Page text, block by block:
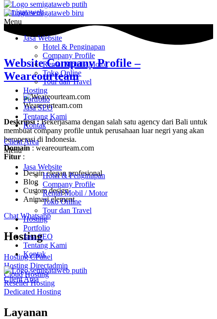
semigataweb
Menu
Jasa Website
Hotel & Penginapan
Company Profile
Rental Mobil / Motor
Toko Online
Tour dan Travel
Hosting
Portfolio
Jasa SEO
Tentang Kami
Kontak
Client Area
Menu
Jasa Website
Hotel & Penginapan
Company Profile
Rental Mobil / Motor
Toko Online
Tour dan Travel
Hosting
Portfolio
Jasa SEO
Tentang Kami
Kontak
Client Area
Website Company Profile –
Weareourteam
Weareourteam.com
Deskripsi :Bekerjasama dengan salah satu agency dari Bali untuk
membuat company profile untuk perusahaan luar negri yang akan
beroperasi di Indonesia.
Domain: weareourteam.com
Fitur :
Desain elegan profesional
Blog
Custom design
Animasi element
Chat Whatsapp
Hosting
Hosting CPanel
Hosting Directadmin
Cloud Hosting
Reseller Hosting
Dedicated Hosting
Layanan